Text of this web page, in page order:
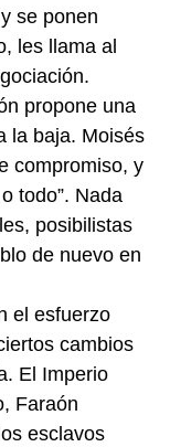
se ponen
les llama al
propone una
la baja. Moisés
compromiso, y
todo”. Nada
posibilistas
de nuevo en
el esfuerzo
cambios
El Imperio
Faraón
esclavos